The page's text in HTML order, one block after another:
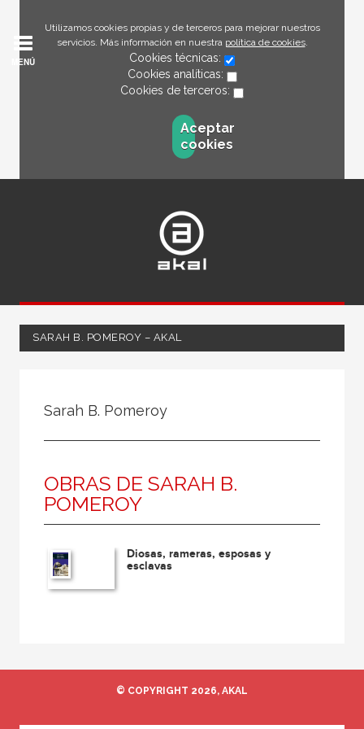
Utilizamos cookies propias y de terceros para mejorar nuestros
servicios. Más información en nuestra política de cookies.
Cookies técnicas:
Cookies analíticas:
Cookies de terceros:
Aceptar
cookies
MENÚ
SARAH B. POMEROY – AKAL
Coordinador
Editor
Escritor
Escritora
Traductor
Sarah B. Pomeroy
OBRAS DE SARAH B.
POMEROY
Diosas, rameras, esposas y
esclavas
© COPYRIGHT 2026, AKAL